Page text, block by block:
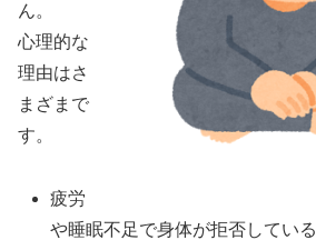
ん。
心理的な
理由はさ
まざまで
す。
疲労
や睡眠不足で身体が拒否している